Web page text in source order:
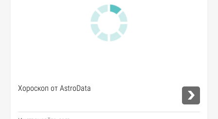
Хороскоп от AstroData